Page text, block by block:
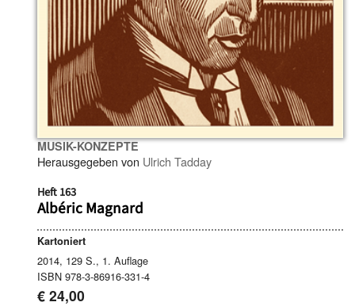
MUSIK-KONZEPTE
Herausgegeben von Ulrich Tadday
Heft 163
Albéric Magnard
Kartoniert
2014, 129 S., 1. Auflage
ISBN 978-3-86916-331-4
€ 24,00